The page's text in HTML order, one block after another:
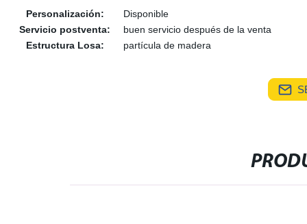
Personalización:
Disponible
Servicio postventa:
buen servicio después de la venta
Estructura Losa:
partícula de madera